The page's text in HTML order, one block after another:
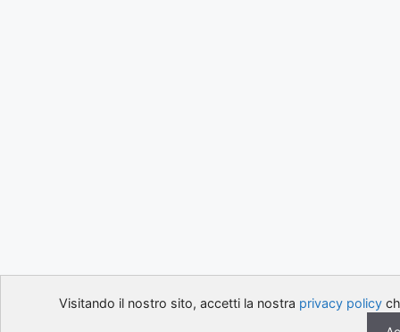
Visitando il nostro sito, accetti la nostra privacy policy